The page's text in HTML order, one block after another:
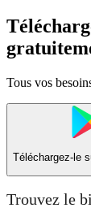
Tous vos
Téléchargez-le
Trouvez le